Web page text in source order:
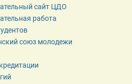
сайт ЦДО
работа
союз молодежи